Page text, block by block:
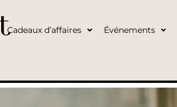
Cadeaux d’affaires Événements